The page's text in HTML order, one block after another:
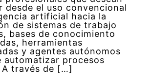
desde el uso convencional
artificial hacia la
de sistemas de trabajo
bases de conocimiento
herramientas
y agentes autónomos
automatizar procesos
A través de […]